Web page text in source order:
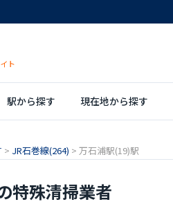
ト
駅から探す 現在地から探す
> JR石巻線(264) > 万石浦駅(19)駅
特殊清掃業者